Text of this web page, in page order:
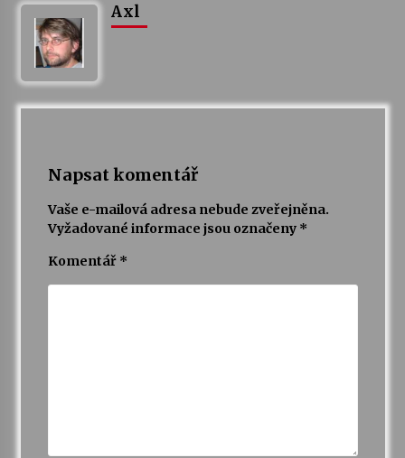
Axl
Napsat komentář
Vaše e-mailová adresa nebude zveřejněna.
Vyžadované informace jsou označeny *
Komentář *